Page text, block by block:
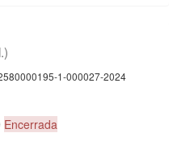
1-000027-2024
Encerrada